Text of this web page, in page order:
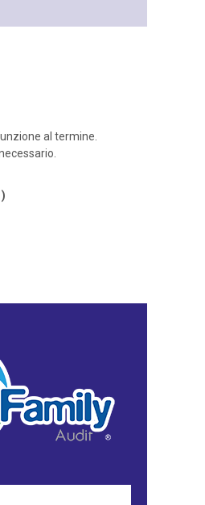
al termine.